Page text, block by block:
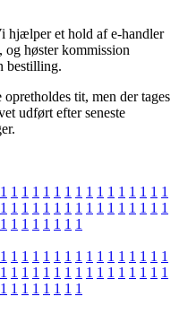
hjælper et hold af e-handler
høster kommission
bestilling.
tit, men der tages
udført efter seneste
1 1 1 1 1 1 1 1 1 1 1 1 1 1 1 1
1 1 1 1 1 1 1 1 1 1 1 1 1 1 1 1
1 1 1 1 1 1 1 1
1 1 1 1 1 1 1 1 1 1 1 1 1 1 1 1
1 1 1 1 1 1 1 1 1 1 1 1 1 1 1 1
1 1 1 1 1 1 1 1